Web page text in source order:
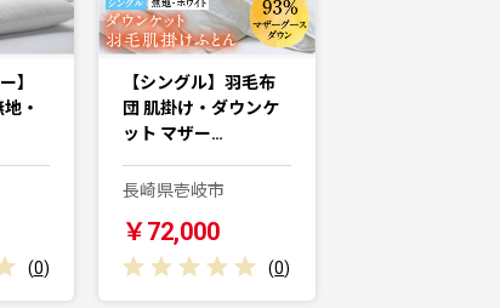
】
・
(0)
【シングル】羽毛布
団 肌掛け・ダウンケ
ット マザー…
長崎県壱岐市
￥72,000
(0)